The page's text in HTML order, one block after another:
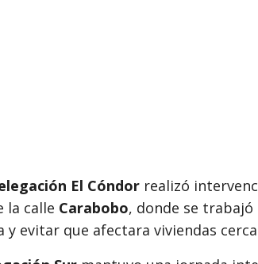
El Cóndorrealizó
la calle Carabobo, donde se
y evitar que afectara viviendas